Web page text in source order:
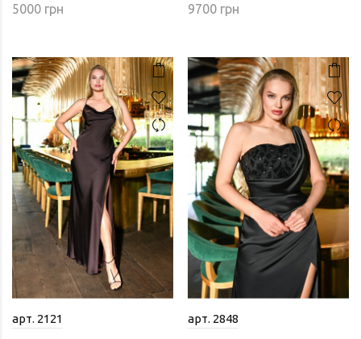
5000 грн 9700 грн
арт. 2121 арт. 2848